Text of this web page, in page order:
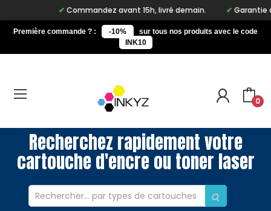
Commandez avant 15h, livré demain. Garantie à
Première commande ? : -10%
sur tous nos produits avec le code
INK10
0
Recherchez rapidement votre
cartouche d'encre ou toner laser